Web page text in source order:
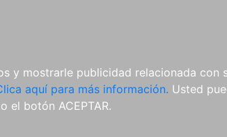
y mostrarle publicidad relacionada
aquí para más información. Usted
el botón ACEPTAR.
REVISTAS
CDS Y
DVDS
MATERIAL